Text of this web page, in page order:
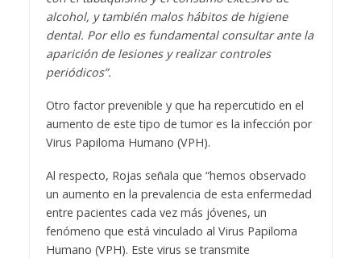
alcohol, y también malos hábitos de higiene
dental. Por ello es fundamental consultar ante la
aparición de lesiones y realizar controles
periódicos”.
Otro factor prevenible y que ha repercutido en el
aumento de este tipo de tumor es la infección por
Virus Papiloma Humano (VPH).
Al respecto, Rojas señala que “hemos observado
un aumento en la prevalencia de esta enfermedad
entre pacientes cada vez más jóvenes, un
fenómeno que está vinculado al Virus Papiloma
Humano (VPH). Este virus se transmite